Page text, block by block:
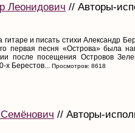
Леонидович // Авторы-
гитаре и писать стихи Александр
первая песня «Острова» была
после посещения Островов
х Берестов... Просмотров: 8618
// Авторы-